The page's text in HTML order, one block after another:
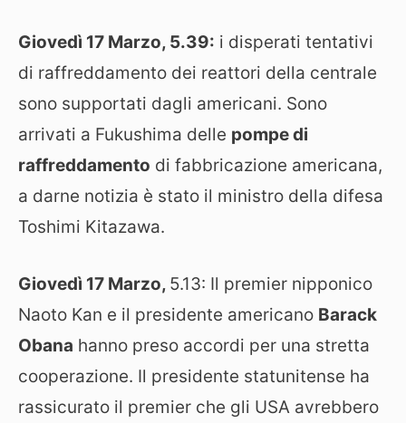
Giovedì 17 Marzo, 5.39: i disperati tentativi
di raffreddamento dei reattori della centrale
sono supportati dagli americani. Sono
arrivati a Fukushima delle pompe di
raffreddamento di fabbricazione americana,
a darne notizia è stato il ministro della difesa
Toshimi Kitazawa.
Giovedì 17 Marzo, 5.13: Il premier nipponico
Naoto Kan e il presidente americano Barack
Obana hanno preso accordi per una stretta
cooperazione. Il presidente statunitense ha
rassicurato il premier che gli USA avrebbero